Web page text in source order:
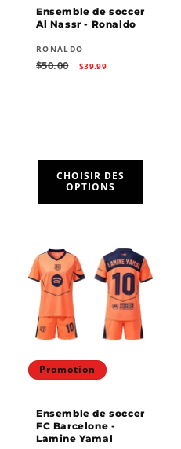
Ensemble de soccer
Al Nassr - Ronaldo
Fournisseur :
RONALDO
Prix
$50.00
Prix
$39.99
CHOISIR DES
OPTIONS
Promotion
Ensemble de soccer
FC Barcelone -
Lamine Yamal